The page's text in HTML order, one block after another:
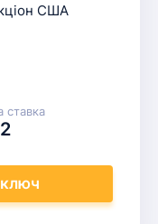
США
ставка
ключ